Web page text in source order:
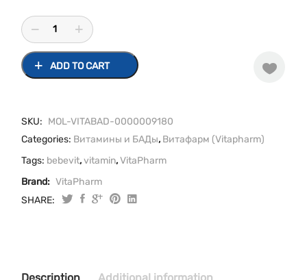
quantity
ADD TO CART
SKU: MOL-VITABAD-0000009180
Categories: Витамины и БАДы, Витафарм (Vitapharm)
Tags: bebevit,vitamin,VitaPharm
Brand: VitaPharm
SHARE: